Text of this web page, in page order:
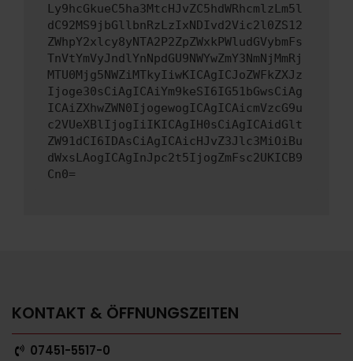
Ly9hcGkueC5ha3MtcHJvZC5hdWRhcmlzLm5l
dC92MS9jbGllbnRzLzIxNDIvd2Vic2l0ZS12
ZWhpY2xlcy8yNTA2P2ZpZWxkPWludGVybmFs
TnVtYmVyJndlYnNpdGU9NWYwZmY3NmNjMmRj
MTU0Mjg5NWZiMTkyIiwKICAgICJoZWFkZXJz
Ijoge30sCiAgICAiYm9keSI6IG51bGwsCiAg
ICAiZXhwZWN0IjogewogICAgICAicmVzcG9u
c2VUeXBlIjogIiIKICAgIH0sCiAgICAidGlt
ZW91dCI6IDAsCiAgICAicHJvZ3Jlc3MiOiBu
dWxsLAogICAgInJpc2t5IjogZmFsc2UKICB9
Cn0=
KONTAKT & ÖFFNUNGSZEITEN
07451-5517-0